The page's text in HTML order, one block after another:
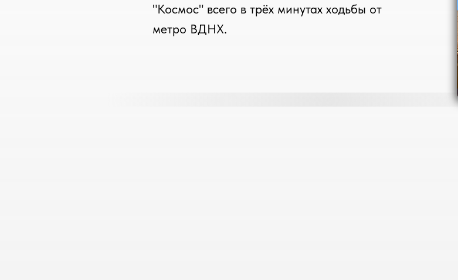
"Космос" всего в трёх минутах ходьбы от
метро ВДНХ.